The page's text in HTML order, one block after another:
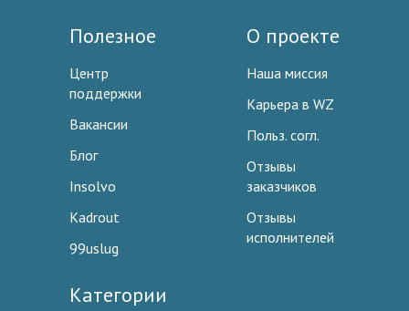
Полезное
Центр
поддержки
Вакансии
Блог
Insolvo
Kadrout
99uslug
О проекте
Наша миссия
Карьера в WZ
Польз. согл.
Отзывы
заказчиков
Отзывы
исполнителей
Категории